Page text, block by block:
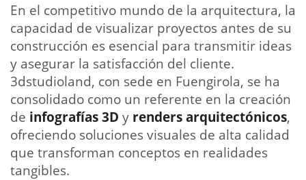
En el competitivo mundo de la arquitectura, la
capacidad de visualizar proyectos antes de su
construcción es esencial para transmitir ideas
y asegurar la satisfacción del cliente.
3dstudioland, con sede en Fuengirola, se ha
consolidado como un referente en la creación
de infografías 3D y renders arquitectónicos,
ofreciendo soluciones visuales de alta calidad
que transforman conceptos en realidades
tangibles.